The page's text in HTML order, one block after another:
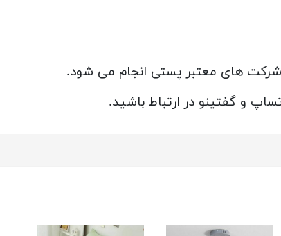
های معتبر پستی انجام می شود.
و گفتینو در ارتباط باشید.